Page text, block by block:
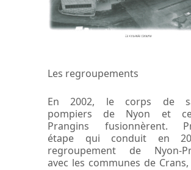
Les regroupements
En 2002, le corps de
pompiers de Nyon et
Prangins fusionnèrent.
étape qui conduit en
regroupement de Nyon-
avec les communes de Crans,